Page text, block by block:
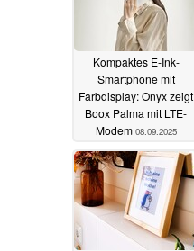
Kompaktes E-Ink-
Smartphone mit
Farbdisplay: Onyx zeigt
Boox Palma mit LTE-
Modem 08.09.2025